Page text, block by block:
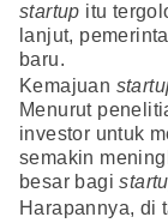
startup itu
lanjut,
baru.
Kemajuan
Menurut
investor untuk
semakin
besar bagi
Harapannya, di